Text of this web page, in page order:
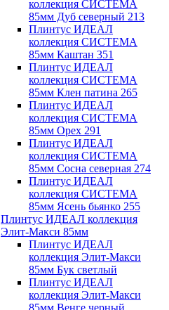
коллекция СИСТЕМА
85мм Дуб северный 213
Плинтус ИДЕАЛ
коллекция СИСТЕМА
85мм Каштан 351
Плинтус ИДЕАЛ
коллекция СИСТЕМА
85мм Клен патина 265
Плинтус ИДЕАЛ
коллекция СИСТЕМА
85мм Орех 291
Плинтус ИДЕАЛ
коллекция СИСТЕМА
85мм Сосна северная 274
Плинтус ИДЕАЛ
коллекция СИСТЕМА
85мм Ясень бьянко 255
Плинтус ИДЕАЛ коллекция
Элит-Макси 85мм
Плинтус ИДЕАЛ
коллекция Элит-Макси
85мм Бук светлый
Плинтус ИДЕАЛ
коллекция Элит-Макси
85мм Венге черный